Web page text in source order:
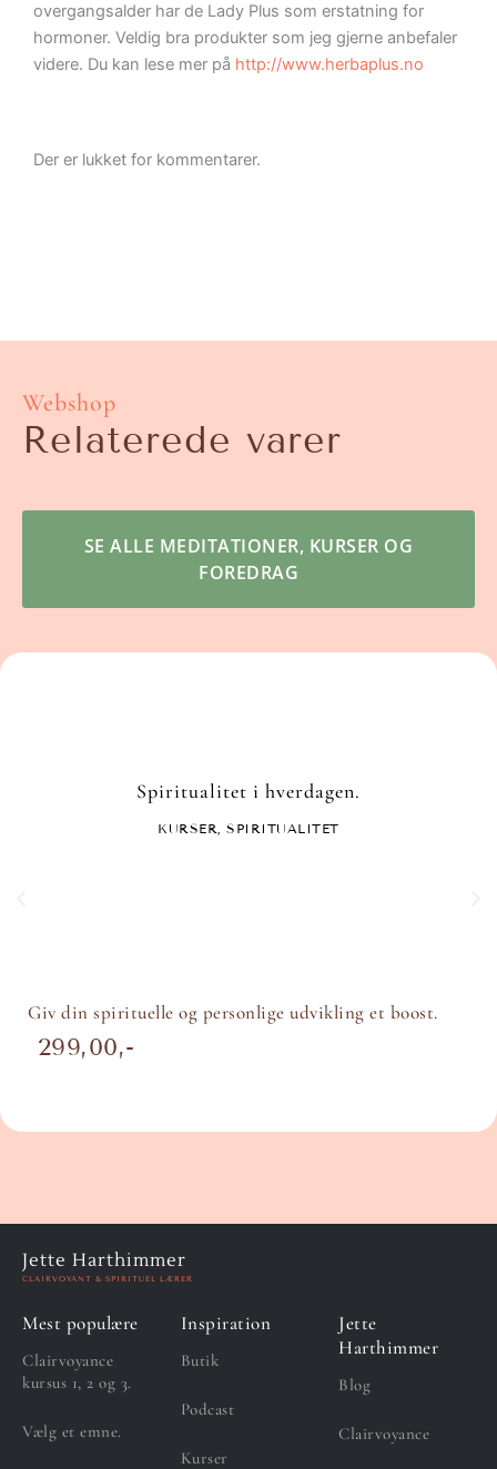
overgangsalder har de Lady Plus som erstatning for
hormoner. Veldig bra produkter som jeg gjerne anbefaler
videre. Du kan lese mer på http://www.herbaplus.no
Der er lukket for kommentarer.
Webshop
Relaterede varer
SE ALLE MEDITATIONER, KURSER OG
FOREDRAG
Spiritualitet i hverdagen.
KURSER ,SPIRITUALITET
Giv din spirituelle og personlige udvikling et boost.
299,00
Jette Harthimmer
CLAIRVOYANT & SPIRITUEL LÆRER
Mest populære
Clairvoyance
kursus 1, 2 og 3.
Vælg et emne.
Inspiration
Butik
Podcast
Kurser
Jette
Harthimmer
Blog
Clairvoyance